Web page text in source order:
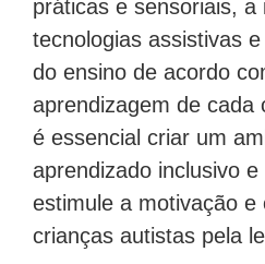
práticas e sensoriais, a
tecnologias assistivas
do ensino de acordo
aprendizagem de cada
é essencial criar um
aprendizado inclusivo
estimule a motivação e
crianças autistas pela